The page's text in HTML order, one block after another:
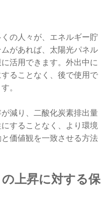
の人々が、エネルギー貯
があれば、太陽光パネル
活用できます。外出中に
ることなく、後で使用で
。
減り、二酸化炭素排出量
することなく、より環境
価値観を一致させる方法
上昇に対する保